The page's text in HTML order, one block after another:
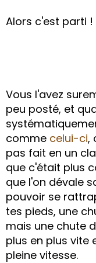
Alors c'est parti !
Vous l'avez
peu posté, et
comme celui-ci,
pas fait en un
que c'était plus
que l'on dévale
pouvoir se
tes pieds, une
mais une chute
plus en plus vite
pleine vitesse.